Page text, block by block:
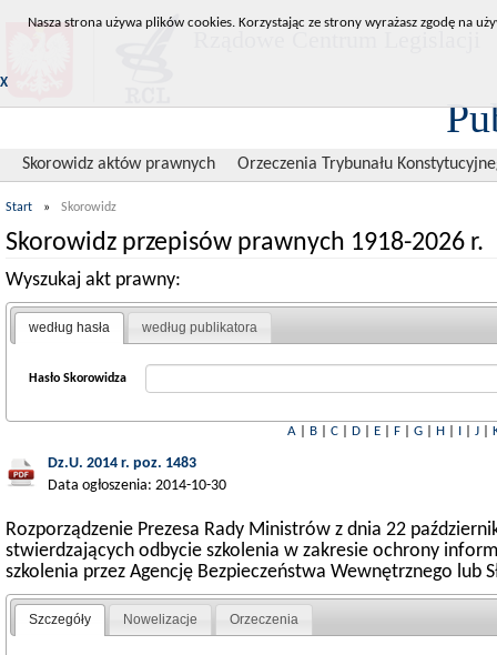
Skorowidz aktów prawnych Orzeczenia Trybunału
Start » Skorowidz
Skorowidz przepisów prawnych 1918-2026 r.
Wyszukaj akt prawny:
według hasła według publikatora
Hasło Skorowidza
A| B| C| D| E| F| G| H| I| J|
Dz.U. 2014 r. poz. 1483
Data ogłoszenia: 2014-10-30
Rozporządzenie Prezesa Rady Ministrów z dnia 22
stwierdzających odbycie szkolenia w zakresie ochrony
szkolenia przez Agencję Bezpieczeństwa Wewnętrznego lub
Szczegóły Nowelizacje Orzeczenia
Nasza strona używa plików cookies. Korzystając ze strony wyrażasz zgodę na
X